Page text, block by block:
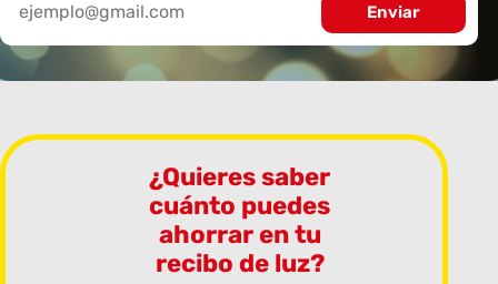
¿Quieres saber
cuánto puedes
ahorrar en tu
recibo de luz?